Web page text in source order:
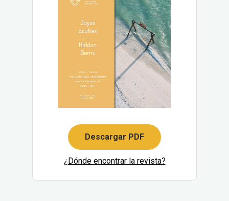
Descargar PDF
¿Dónde encontrar la revista?